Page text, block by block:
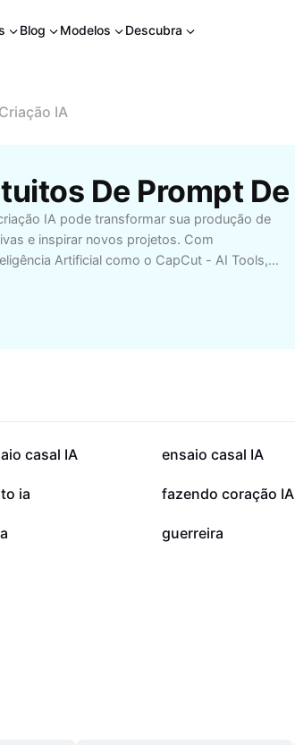
Blog Modelos Descubra
IA
IA pode transformar sua produção de
e inspirar novos projetos. Com
Artificial como o CapCut - AI Tools,
redatores, designers e
às suas necessidades, tornando
cliques.
mil casal IA 63,6 mil
ensaio casal IA
mil
ia 16,6 mil
fazendo coração IA
16
guerreira